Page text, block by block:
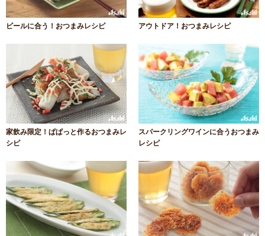
ビールに合う！おつまみレシピ アウトドア！おつまみレシピ
家飲み限定！ぱぱっと作るおつまみレ
シピ
スパークリングワインに合うおつまみ
レシピ